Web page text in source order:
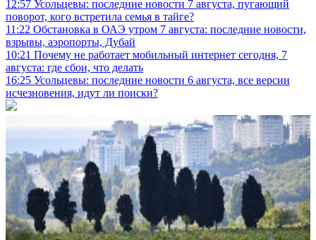
12:57 Усольцевы: последние новости 7 августа, пугающий
поворот, кого встретила семья в тайге?
11:22 Обстановка в ОАЭ утром 7 августа: последние новости,
взрывы, аэропорты, Дубай
10:21 Почему не работает мобильный интернет сегодня, 7
августа: где сбои, что делать
16:25 Усольцевы: последние новости 6 августа, все версии
исчезновения, идут ли поиски?